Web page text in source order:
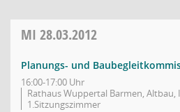
MI 28.03.2012
Planungs- und
16:00-17:00 Uhr
Rathaus Wuppertal Barmen, Altbau,
1.Sitzungszimmer